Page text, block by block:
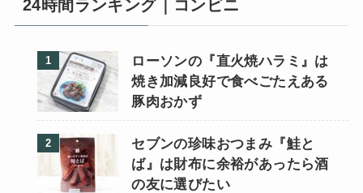
24時間ランキング｜コンビニ
ローソンの『直火焼ハラミ』は
焼き加減良好で食べごたえある
豚肉おかず
セブンの珍味おつまみ『鮭と
ば』は財布に余裕があったら酒
の友に選びたい